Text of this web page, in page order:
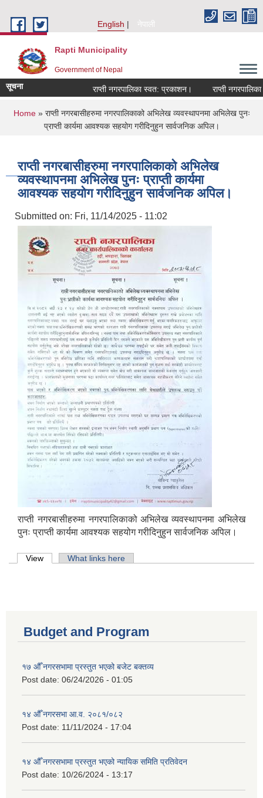
English
नेपाली
Rapti Municipality
Government of Nepal
सूचना राप्ती नगरपालिका स्वत: प्रकाशन। राप्ती नगरपालिका
You are here
Home» राप्ती नगरबासीहरुमा नगरपालिकाको अभिलेख व्यवस्थापनमा अभिलेख पुनः
प्राप्ती कार्यमा आवश्यक सहयोग गरीदिनुहुन सार्वजनिक अपिल।
राप्ती नगरबासीहरुमा नगरपालिकाको अभिलेख
व्यवस्थापनमा अभिलेख पुनः प्राप्ती कार्यमा
आवश्यक सहयोग गरीदिनुहुन सार्वजनिक अपिल।
Submitted on: Fri, 11/14/2025 - 11:02
राप्ती नगरबासीहरुमा नगरपालिकाको अभिलेख व्यवस्थापनमा अभिलेख
पुनः प्राप्ती कार्यमा आवश्यक सहयोग गरीदिनुहुन सार्वजनिक अपिल।
Primary tabs
View (active tab)What links here
Budget and Program
१७ औँ नगरसभामा प्रस्तुत भएको बजेट बक्तव्य
Post date: 06/24/2026 - 01:05
१४ औँ नगरसभा आ.व. २०८१/०८२
Post date: 11/11/2024 - 17:04
१४ औँ नगरसभामा प्रस्तुत भएको न्यायिक समिति प्रतिवेदन
Post date: 10/26/2024 - 13:17